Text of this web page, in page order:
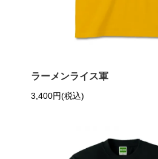
ラーメンライス軍
3,400円(税込)